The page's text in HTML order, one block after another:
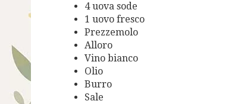
4 uova sode
1 uovo fresco
Prezzemolo
Alloro
Vino bianco
Olio
Burro
Sale